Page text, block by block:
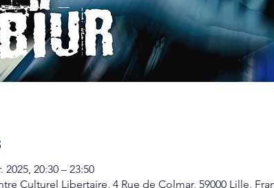
2025, 20:30 – 23:50
Culturel Libertaire, 4 Rue de Colmar, 59000 Lille,